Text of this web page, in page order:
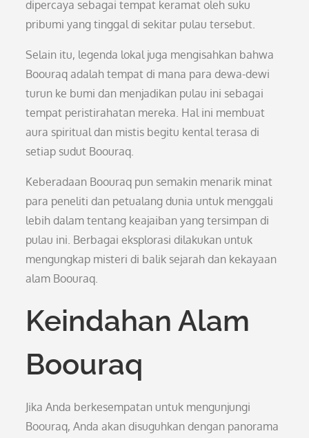
dipercaya sebagai tempat keramat oleh suku
pribumi yang tinggal di sekitar pulau tersebut.
Selain itu, legenda lokal juga mengisahkan bahwa
Boouraq adalah tempat di mana para dewa-dewi
turun ke bumi dan menjadikan pulau ini sebagai
tempat peristirahatan mereka. Hal ini membuat
aura spiritual dan mistis begitu kental terasa di
setiap sudut Boouraq.
Keberadaan Boouraq pun semakin menarik minat
para peneliti dan petualang dunia untuk menggali
lebih dalam tentang keajaiban yang tersimpan di
pulau ini. Berbagai eksplorasi dilakukan untuk
mengungkap misteri di balik sejarah dan kekayaan
alam Boouraq.
Keindahan Alam
Boouraq
Jika Anda berkesempatan untuk mengunjungi
Boouraq, Anda akan disuguhkan dengan panorama